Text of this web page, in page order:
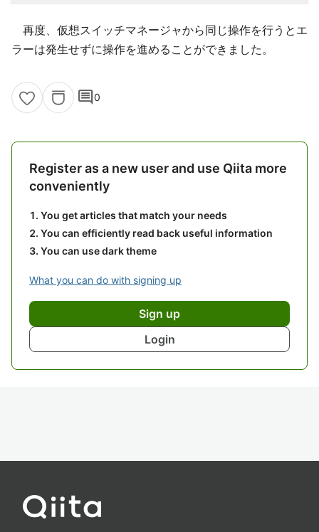
再度、仮想スイッチマネージャから同じ操作を行うとエ
ラーは発生せずに操作を進めることができました。
comment0
Register as a new user and use Qiita more
conveniently
You get articles that match your needs
You can efficiently read back useful information
You can use dark theme
What you can do with signing up
Sign up
Login